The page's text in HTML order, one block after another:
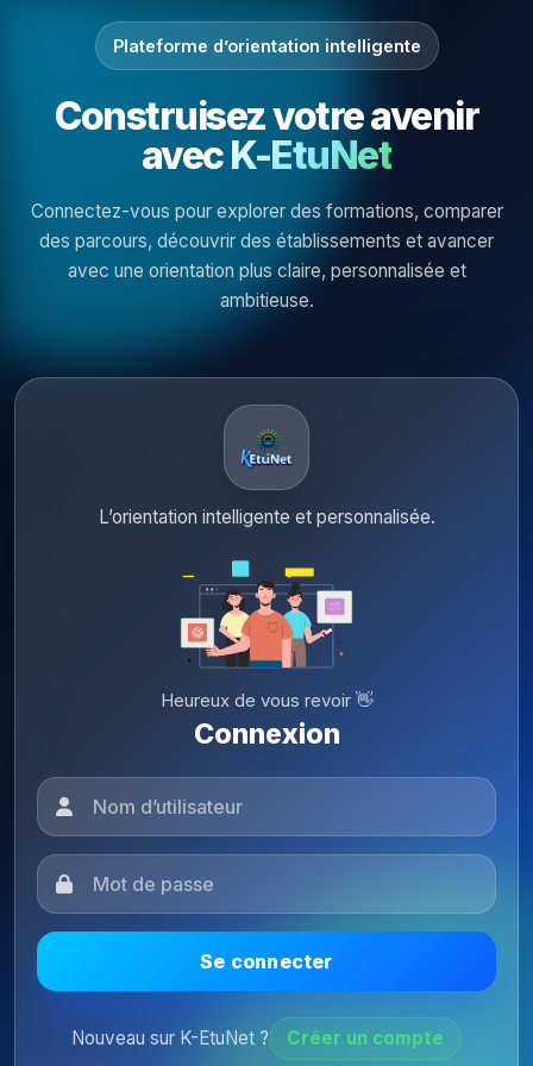
Plateforme d’orientation intelligente
Construisez votre avenir
avecK-EtuNet
Connectez-vous pour explorer des formations, comparer
des parcours, découvrir des établissements et avancer
avec une orientation plus claire, personnalisée et
ambitieuse.
L’orientation intelligente et personnalisée.
Heureux de vous revoir 👋
Connexion
Se connecter
Nouveau sur K-EtuNet ? Créer un compte